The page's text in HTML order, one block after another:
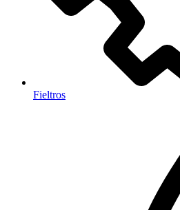
Fieltros